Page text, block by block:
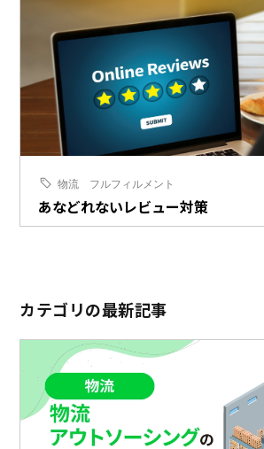
物流 フルフィルメント
あなどれないレビュー対策
カテゴリの最新記事